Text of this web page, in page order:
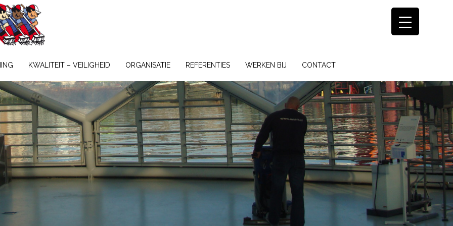
KWALITEIT – VEILIGHEID ORGANISATIE REFERENTIES WERKEN BIJ CONTACT